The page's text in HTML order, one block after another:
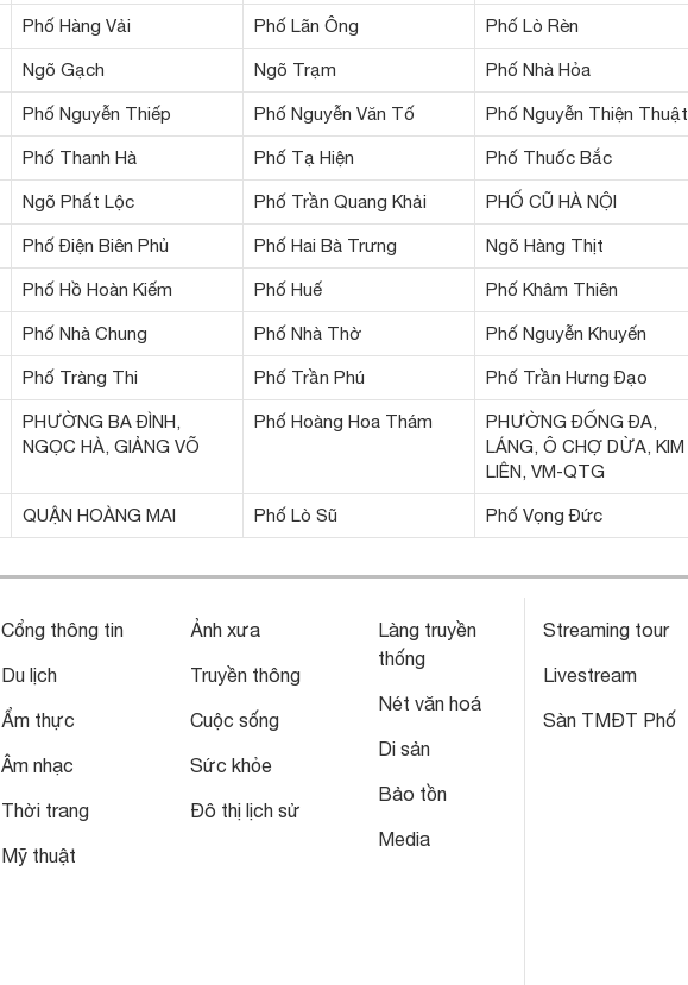
Phố Hàng Vải Phố Lãn Ông Phố Lò Rèn
Ngõ Gạch Ngõ Trạm Phố Nhà Hỏa
Phố Nguyễn Thiếp Phố Nguyễn Văn Tố Phố Nguyễn Thiện Thuật
Phố Thanh Hà Phố Tạ Hiện Phố Thuốc Bắc
Ngõ Phất Lộc Phố Trần Quang Khải PHỐ CŨ HÀ NỘI
Phố Điện Biên Phủ Phố Hai Bà Trưng Ngõ Hàng Thịt
Phố Hồ Hoàn Kiếm Phố Huế Phố Khâm Thiên
Phố Nhà Chung Phố Nhà Thờ Phố Nguyễn Khuyến
Phố Tràng Thi Phố Trần Phú Phố Trần Hưng Đạo
PHƯỜNG BA ĐÌNH,
NGỌC HÀ, GIẢNG VÕ
Phố Hoàng Hoa Thám
PHƯỜNG ĐỐNG ĐA,
LÁNG, Ô CHỢ DỪA, KIM
LIÊN, VM-QTG
QUẬN HOÀNG MAI Phố Lò Sũ Phố Vọng Đức
Cổng thông tin
Du lịch
Ẩm thực
Âm nhạc
Thời trang
Mỹ thuật
Ảnh xưa
Truyền thông
Cuộc sống
Sức khỏe
Đô thị lịch sử
Làng truyền
thống
Nét văn hoá
Di sản
Bảo tồn
Media
Streaming tour
Livestream
Sàn TMĐT Phố